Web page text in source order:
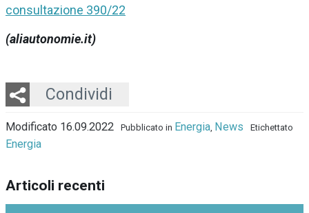
consultazione 390/22
(aliautonomie.it)
Condividi
Twitter
LinkedIn
Email
Whatsapp
Modificato 16.09.2022 Pubblicato in Energia, News Etichettato
Energia
Articoli recenti